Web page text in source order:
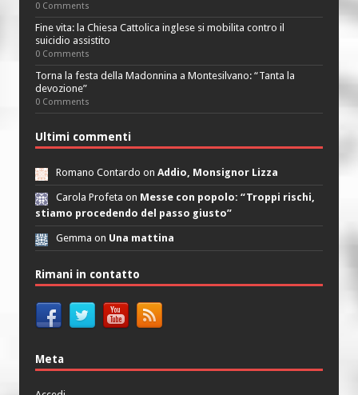
0 Comments
Fine vita: la Chiesa Cattolica inglese si mobilita contro il
suicidio assistito
0 Comments
Torna la festa della Madonnina a Montesilvano: “Tanta la
devozione”
0 Comments
Ultimi commenti
Romano Contardo on Addio, Monsignor Lizza
Carola Profeta on Messe con popolo: “Troppi rischi,
stiamo procedendo del passo giusto”
Gemma on Una mattina
Rimani in contatto
Meta